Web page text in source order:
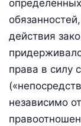
действия
права в силу
независимо